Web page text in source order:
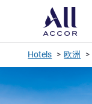
Hotels 欧洲